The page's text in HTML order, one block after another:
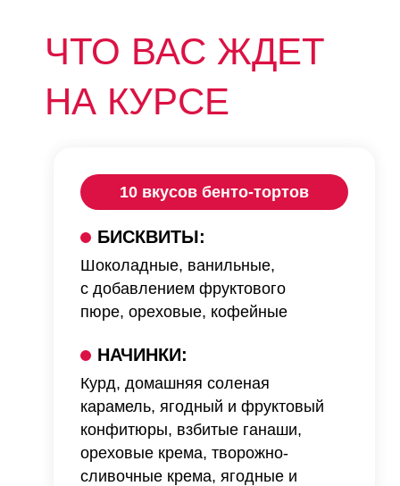
БИСКВИТЫ:
Шоколадные, ванильные,
с добавлением фруктового
пюре, ореховые, кофейные
НАЧИНКИ:
Курд, домашняя соленая
карамель, ягодный и фруктовый
конфитюры, взбитые ганаши,
ореховые крема, творожно-
сливочные крема, ягодные и
ЧТО ВАС ЖДЕТ
НА КУРСЕ
10 вкусов бенто-тортов